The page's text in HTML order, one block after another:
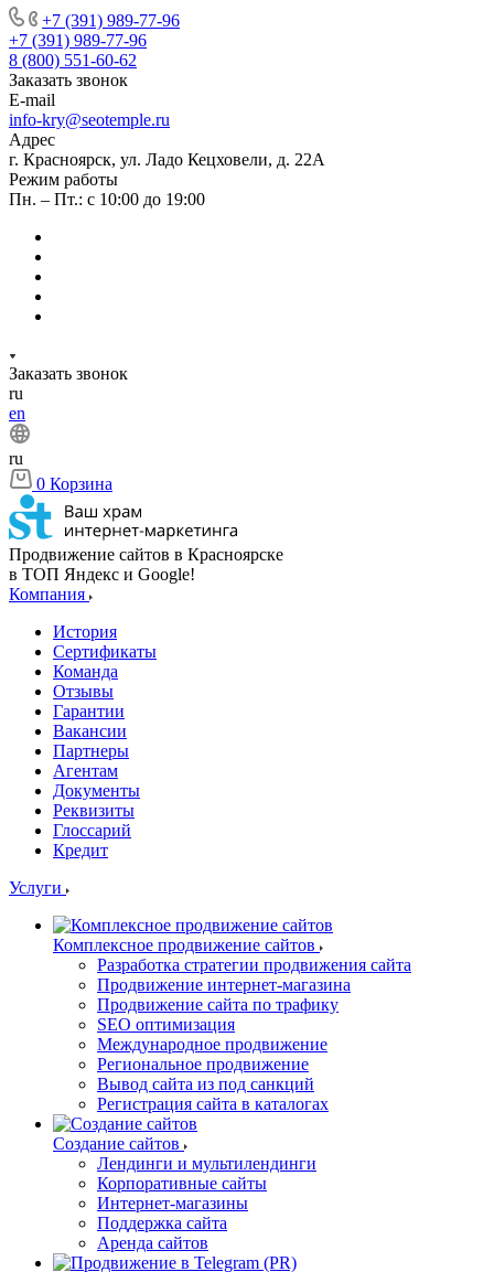
+7 (391) 989-77-96
+7 (391) 989-77-96
8 (800) 551-60-62
Заказать звонок
E-mail
info-kry@seotemple.ru
Адрес
г. Красноярск, ул. Ладо Кецховели, д. 22А
Режим работы
Пн. – Пт.: с 10:00 до 19:00
Заказать звонок
ru
en
ru
0 Корзина
Продвижение сайтов в Красноярске
в ТОП Яндекс и Google!
Компания
История
Сертификаты
Команда
Отзывы
Гарантии
Вакансии
Партнеры
Агентам
Документы
Реквизиты
Глоссарий
Кредит
Услуги
Комплексное продвижение сайтов
Разработка стратегии продвижения сайта
Продвижение интернет-магазина
Продвижение сайта по трафику
SEO оптимизация
Международное продвижение
Региональное продвижение
Вывод сайта из под санкций
Регистрация сайта в каталогах
Создание сайтов
Лендинги и мультилендинги
Корпоративные сайты
Интернет-магазины
Поддержка сайта
Аренда сайтов